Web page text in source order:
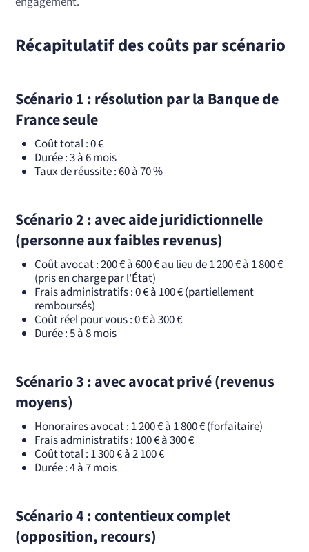
Récapitulatif des coûts par scénario
Scénario 1 : résolution par la Banque de
France seule
Coût total : 0 €
Durée : 3 à 6 mois
Taux de réussite : 60 à 70 %
Scénario 2 : avec aide juridictionnelle
(personne aux faibles revenus)
Coût avocat : 200 € à 600 € au lieu de 1 200 € à 1 800 €
(pris en charge par l'État)
Frais administratifs : 0 € à 100 € (partiellement
remboursés)
Coût réel pour vous : 0 € à 300 €
Durée : 5 à 8 mois
Scénario 3 : avec avocat privé (revenus
moyens)
Honoraires avocat : 1 200 € à 1 800 € (forfaitaire)
Frais administratifs : 100 € à 300 €
Coût total : 1 300 € à 2 100 €
Durée : 4 à 7 mois
Scénario 4 : contentieux complet
(opposition, recours)